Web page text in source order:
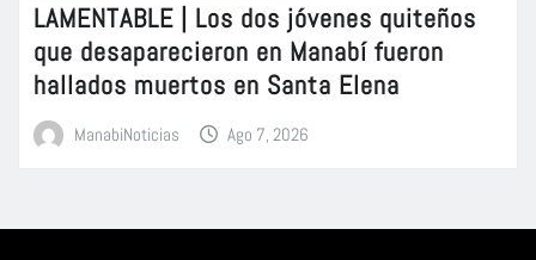
LAMENTABLE | Los dos jóvenes quiteños
que desaparecieron en Manabí fueron
hallados muertos en Santa Elena
ManabiNoticias Ago 7, 2026